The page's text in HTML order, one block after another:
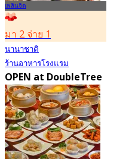
เพลินจิต
มา 2 จ่าย 1
นานาชาติ
ร้านอาหารโรงแรม
OPEN at DoubleTree
by Hilton Bangkok
Ploenchit
4.6
7.2K การจอง
จาก฿ 352.5